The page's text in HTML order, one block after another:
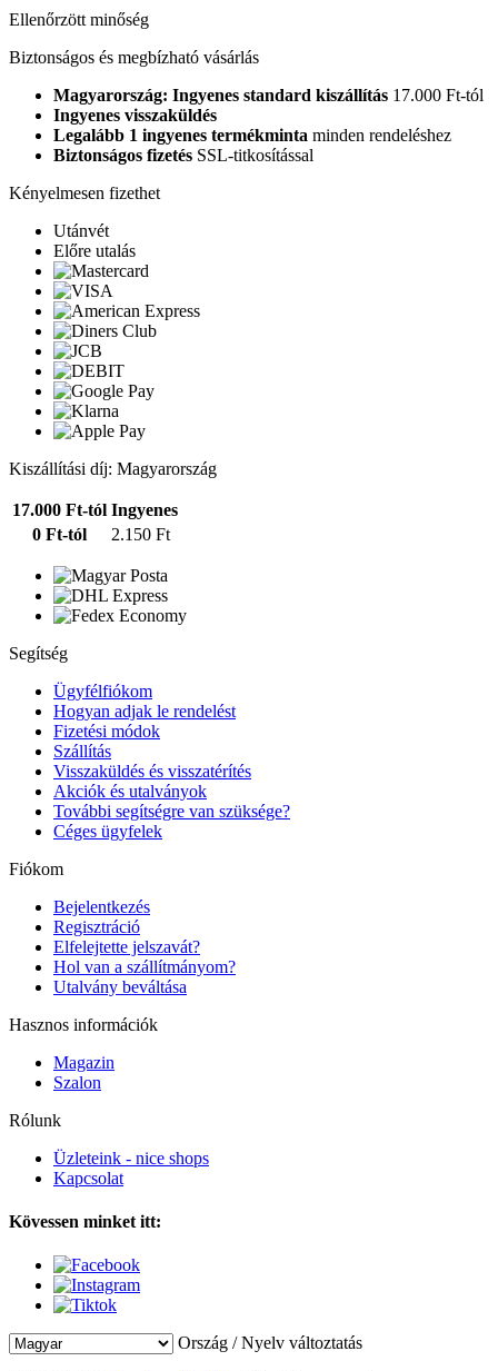
Ellenőrzött minőség
Biztonságos és megbízható vásárlás
Magyarország: Ingyenes standard kiszállítás 17.000 Ft-tól
Ingyenes visszaküldés
Legalább 1 ingyenes termékminta minden rendeléshez
Biztonságos fizetés SSL-titkosítással
Kényelmesen fizethet
Utánvét
Előre utalás
Kiszállítási díj: Magyarország
17.000 Ft-tól Ingyenes
0 Ft-tól
2.150 Ft
Segítség
Ügyfélfiókom
Hogyan adjak le rendelést
Fizetési módok
Szállítás
Visszaküldés és visszatérítés
Akciók és utalványok
További segítségre van szüksége?
Céges ügyfelek
Fiókom
Bejelentkezés
Regisztráció
Elfelejtette jelszavát?
Hol van a szállítmányom?
Utalvány beváltása
Hasznos információk
Magazin
Szalon
Rólunk
Üzleteink - nice shops
Kapcsolat
Kövessen minket itt:
Ország / Nyelv változtatás